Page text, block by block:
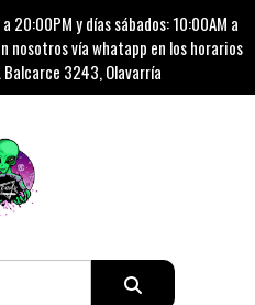
20:00PM y días sábados: 10:00AM a
nosotros vía whatapp en los horarios
3243, Olavarría